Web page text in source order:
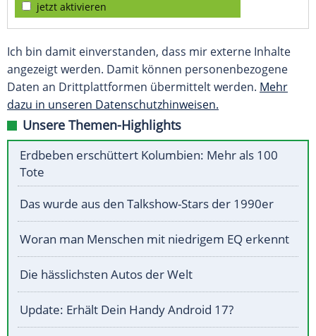
jetzt aktivieren
Ich bin damit einverstanden, dass mir externe Inhalte
angezeigt werden. Damit können personenbezogene
Daten an Drittplattformen übermittelt werden. Mehr
dazu in unseren Datenschutzhinweisen.
Unsere Themen-Highlights
Erdbeben erschüttert Kolumbien: Mehr als 100
Tote
Das wurde aus den Talkshow-Stars der 1990er
Woran man Menschen mit niedrigem EQ erkennt
Die hässlichsten Autos der Welt
Update: Erhält Dein Handy Android 17?